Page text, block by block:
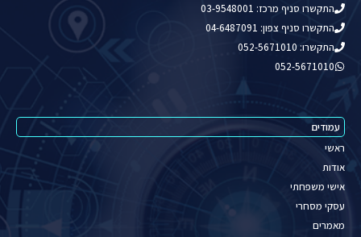
התקשרו סניף מרכז: 03-9548001
התקשרו סניף צפון: 04-6487091
התקשרו: 052-5671010
052-5671010
עמודים
ראשי
אודות
אישי משפחתי
עסקי מסחרי
מאמרים